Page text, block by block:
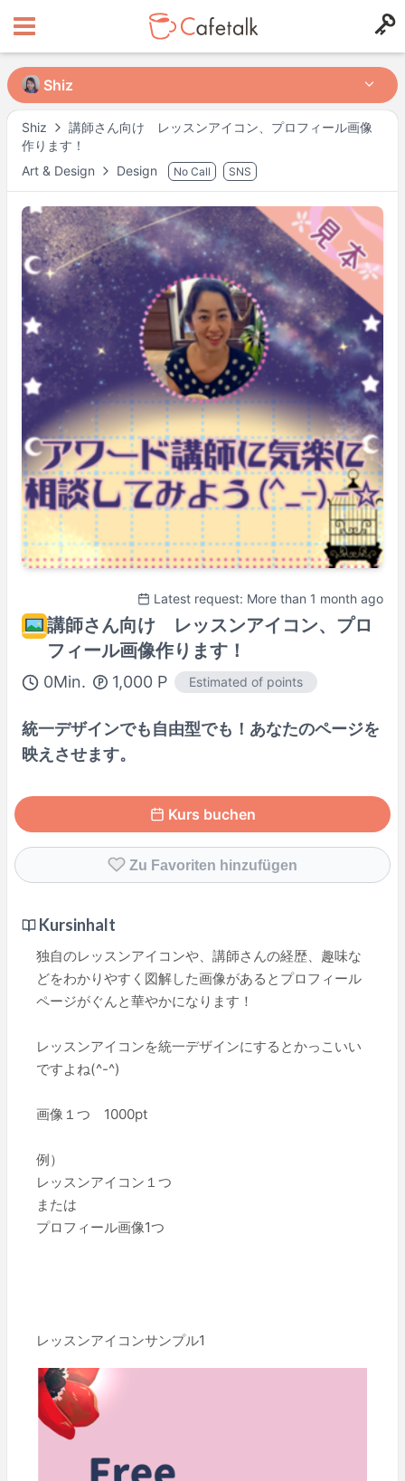
Shiz
講師さん向け レッスンアイコン、プロフィール画像
作ります！
Art & Design
Design No Call SNS
Latest request: More than 1 month ago
講師さん向け レッスンアイコン、プロ
フィール画像作ります！
0Min. 1,000 P Estimated of points
統一デザインでも自由型でも！あなたのページを
映えさせます。
Kurs buchen
Zu Favoriten hinzufügen
Kursinhalt
独自のレッスンアイコンや、講師さんの経歴、趣味な
どをわかりやすく図解した画像があるとプロフィール
ページがぐんと華やかになります！
レッスンアイコンを統一デザインにするとかっこいい
ですよね(^-^)
画像１つ 1000pt
例）
レッスンアイコン１つ
または
プロフィール画像1つ
レッスンアイコンサンプル1
Shiz
Shiz
from
532 174
Mögliche Kurszeiten
Mo 18:00 –
20:30
Di
18:00 –
20:30
Mi
18:00 –
20:30
Do
18:00 –
20:30
Fr
18:00 –
20:30
Sa
18:00 –
20:30
So
18:00 – 20:30
Actual availability may differ. Please check when you make a request.
Shown inAsia/Tokyotime.
Tutorenprofil